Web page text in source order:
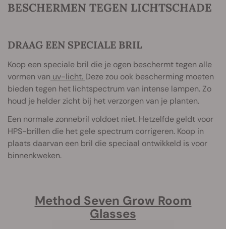
BESCHERMEN TEGEN LICHTSCHADE
DRAAG EEN SPECIALE BRIL
Koop een speciale bril die je ogen beschermt tegen alle
vormen van uv-licht. Deze zou ook bescherming moeten
bieden tegen het lichtspectrum van intense lampen. Zo
houd je helder zicht bij het verzorgen van je planten.
Een normale zonnebril voldoet niet. Hetzelfde geldt voor
HPS-brillen die het gele spectrum corrigeren. Koop in
plaats daarvan een bril die speciaal ontwikkeld is voor
binnenkweken.
Method Seven Grow Room
Glasses